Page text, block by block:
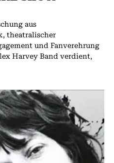
aus
theatralischer
und Fanverehrung
Harvey Band verdient,